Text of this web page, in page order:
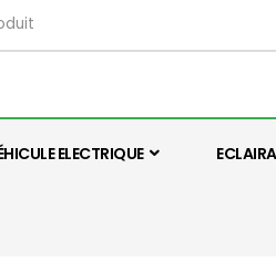
ELECTRIQUE